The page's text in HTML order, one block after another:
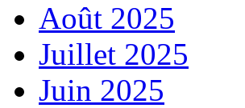
Août 2025
Juillet 2025
Juin 2025